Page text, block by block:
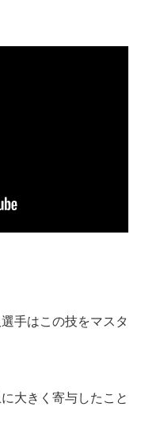
手はこの技をマスタ
大きく寄与したこと